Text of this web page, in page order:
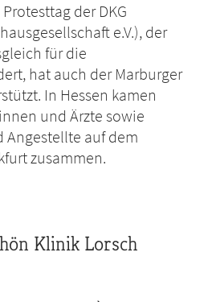
der DKG
e.V.), der
für die
hat auch der Marburger
In Hessen kamen
und Ärzte sowie
Angestellte auf dem
zusammen.
Klinik Lorsch